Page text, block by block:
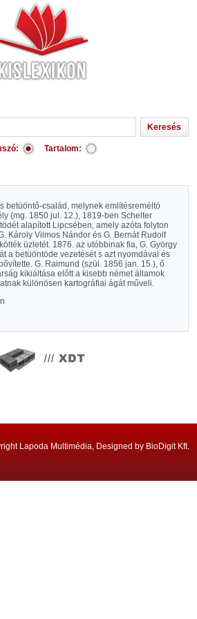
Tartalom:
betüöntő-család, melynek említésreméltó
(mg. 1850 jul. 12.), 1819-ben Schelter
alapított Lipcsében, amely azóta folyton
Károly Vilmos Nándor és G. Bernát Rudolf
üzletét. 1876. az utóbbinak fia, G. György
a betüöntöde vezetését s azt nyomdával és
G. Raimund (szül. 1856 jan. 15.), ő
kikiáltása előtt a kisebb német államok
különösen kartográfiai ágát műveli.
Lapoda Multimédia, Designed by BioDigit Kft.